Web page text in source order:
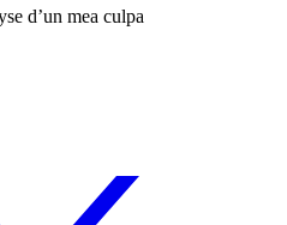
d’un mea culpa